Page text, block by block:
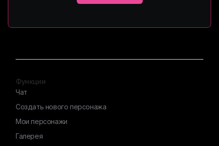
Функции
Чат
Создать нового персонажа
Мои персонажи
Галерея